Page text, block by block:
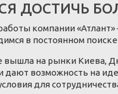
ДОСТИЧЬ
компании
в постоянном
вышла на рынки Киева,
возможность на
для